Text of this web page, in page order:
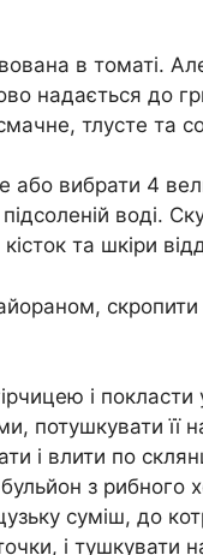
в томаті.
надається до
тлусте та
або вибрати 4
воді.
та шкіри
і покласти
потушкувати її
і влити по
з
суміш, до
і тушкувати